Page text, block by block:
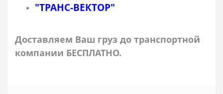
"ТРАНС-ВЕКТОР"
Доставляем Ваш груз до транспортной
компании БЕСПЛАТНО.